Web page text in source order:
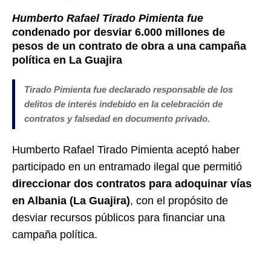
Humberto Rafael Tirado Pimienta fue
condenado por desviar 6.000 millones de
pesos de un contrato de obra a una campaña
política en La Guajira
Tirado Pimienta fue declarado responsable de los
delitos de interés indebido en la celebración de
contratos y falsedad en documento privado.
Humberto Rafael Tirado Pimienta aceptó haber
participado en un entramado ilegal que permitió
direccionar dos contratos para adoquinar vías
en Albania (La Guajira), con el propósito de
desviar recursos públicos para financiar una
campaña política.